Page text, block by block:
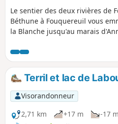
Le sentier des deux rivières de
Béthune à Fouquereuil vous
la Blanche jusqu'au marais
cheminer au-dessus de l'eau
une voie ferrée ! Ce circuit
terril de stockage de
Cuisse Maraune) et vous
sommet un superbe panorama à
se fera par les champs.
Terril et lac de
Visorandonneur
2,71 km
+17 m
-17 m